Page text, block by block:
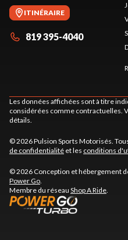
ITINÉRAIRE
819 395-4040
Les données affichées sont à titre
considérées comme contractuelles.
détails.
© 2026 Pulsion Sports Motorisés.
de confidentialité et les conditions
© 2026 Conception et hébergement
Power Go.
Membre du réseau Shop A Ride.